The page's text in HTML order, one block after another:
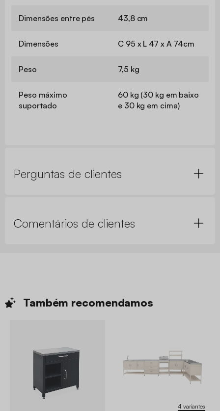
Dimensões entre pés 43,8 cm
Dimensões C 95 x L 47 x A 74cm
Peso 7,5 kg
Peso máximo
suportado
60 kg (30 kg em baixo
e 30 kg em cima)
Perguntas de clientes
Comentários de clientes
Também recomendamos
4 variantes